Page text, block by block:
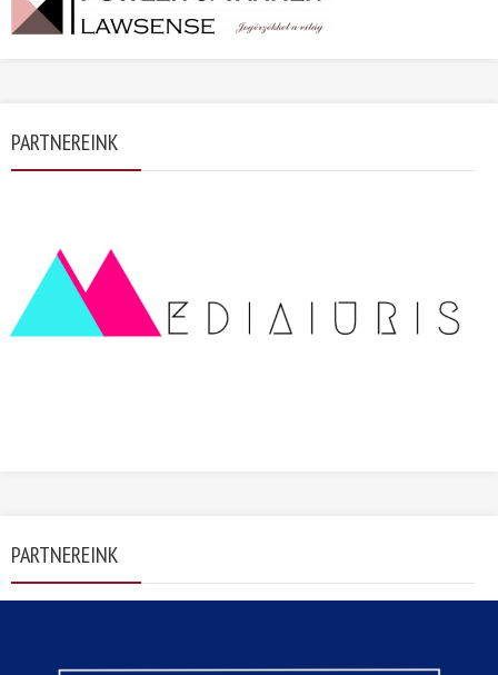
PARTNEREINK
PARTNEREINK